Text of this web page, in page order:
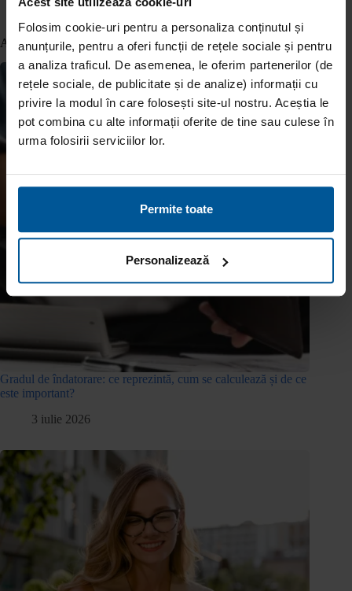
Folosim cookie-uri pentru a personaliza conținutul și
anunțurile, pentru a oferi funcții de rețele sociale și pentru
a analiza traficul. De asemenea, le oferim partenerilor (de
rețele sociale, de publicitate și de analize) informații cu
privire la modul în care folosești site-ul nostru. Aceștia le
pot combina cu alte informații oferite de tine sau culese în
urma folosirii serviciilor lor.
Permite toate
Personalizează
Articole similare
Gradul de îndatorare: ce reprezintă, cum se calculează și de ce
este important?
3 iulie 2026